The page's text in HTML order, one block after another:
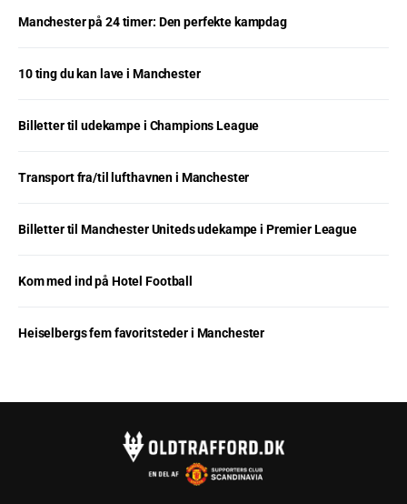
Manchester på 24 timer: Den perfekte kampdag
10 ting du kan lave i Manchester
Billetter til udekampe i Champions League
Transport fra/til lufthavnen i Manchester
Billetter til Manchester Uniteds udekampe i Premier League
Kom med ind på Hotel Football
Heiselbergs fem favoritsteder i Manchester